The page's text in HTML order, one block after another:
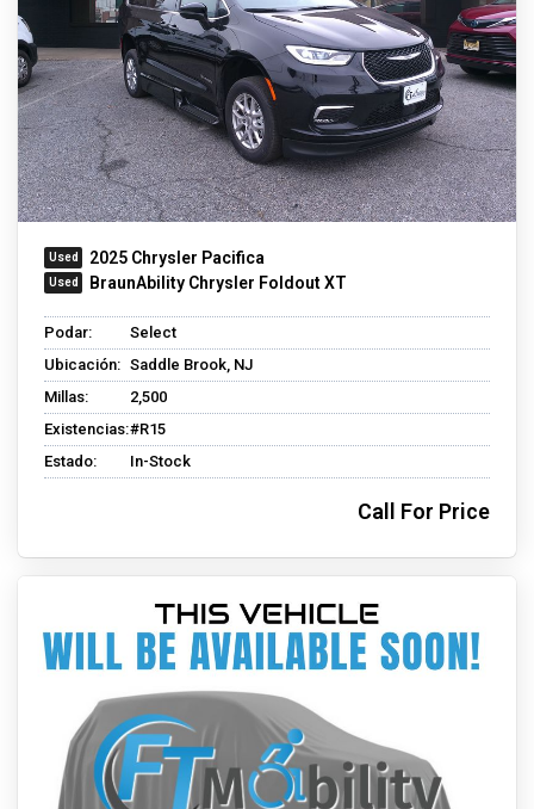
2025 Chrysler Pacifica
BraunAbility Chrysler Foldout XT
Podar:
Select
Ubicación: Saddle Brook, NJ
Millas:
2,500
Existencias:#R15
Estado:
In-Stock
Call For Price